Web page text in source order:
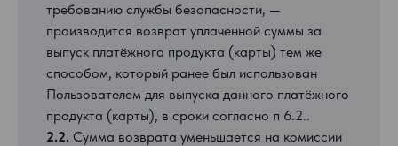
требованию службы безопасности, —
производится возврат уплаченной суммы за
выпуск платёжного продукта (карты) тем же
способом, который ранее был использован
Пользователем для выпуска данного платёжного
продукта (карты), в сроки согласно п 6.2..
2.2. Сумма возврата уменьшается на комиссии